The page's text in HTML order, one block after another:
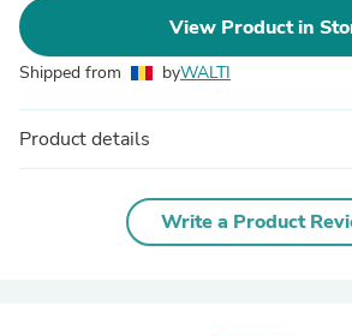
View Product in
Shipped from byWALTI
Product details
Write a Product